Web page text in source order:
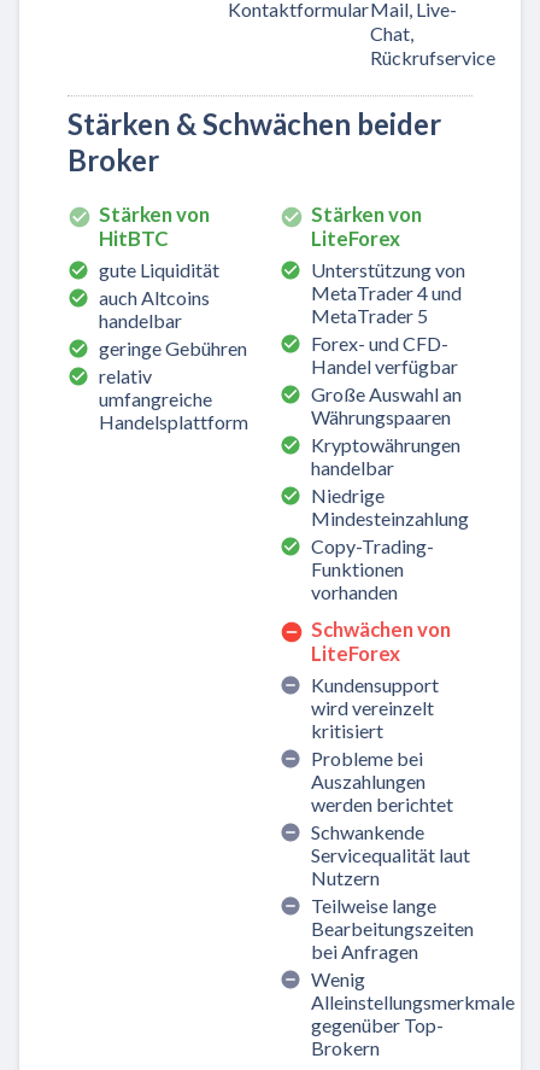
KontaktformularMail, Live-
Chat,
Rückrufservice
Stärken & Schwächen beider
Broker
Stärken von
HitBTC
gute Liquidität
auch Altcoins
handelbar
geringe Gebühren
relativ
umfangreiche
Handelsplattform
Stärken von
LiteForex
Unterstützung von
MetaTrader 4 und
MetaTrader 5
Forex- und CFD-
Handel verfügbar
Große Auswahl an
Währungspaaren
Kryptowährungen
handelbar
Niedrige
Mindesteinzahlung
Copy-Trading-
Funktionen
vorhanden
Schwächen von
LiteForex
Kundensupport
wird vereinzelt
kritisiert
Probleme bei
Auszahlungen
werden berichtet
Schwankende
Servicequalität laut
Nutzern
Teilweise lange
Bearbeitungszeiten
bei Anfragen
Wenig
Alleinstellungsmerkmale
gegenüber Top-
Brokern